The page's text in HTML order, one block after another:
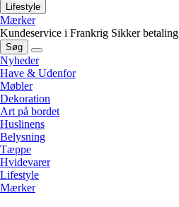
Lifestyle
Mærker
Kundeservice i Frankrig Sikker betaling
Søg
Nyheder
Have & Udenfor
Møbler
Dekoration
Art på bordet
Huslinens
Belysning
Tæppe
Hvidevarer
Lifestyle
Mærker